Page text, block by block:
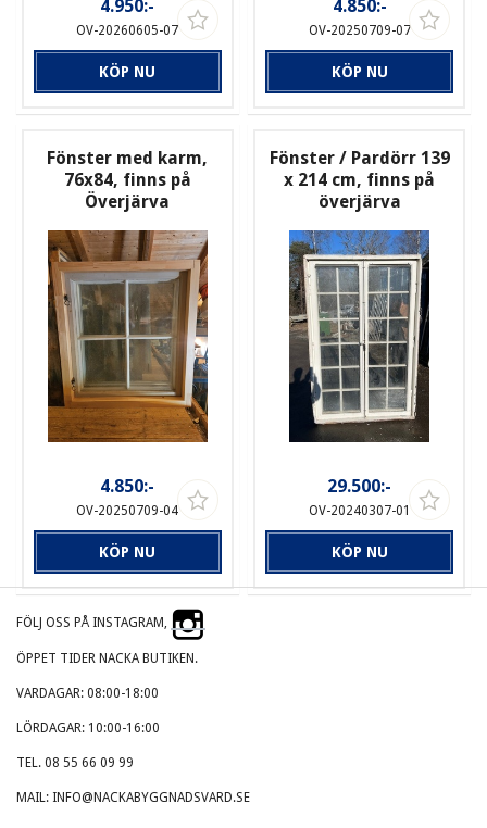
4.950:-
OV-20260605-07
KÖP NU
4.850:-
OV-20250709-07
KÖP NU
Fönster med karm,
76x84, finns på
Överjärva
4.850:-
OV-20250709-04
KÖP NU
Fönster / Pardörr 139
x 214 cm, finns på
överjärva
29.500:-
OV-20240307-01
KÖP NU
FÖLJ OSS PÅ INSTAGRAM,
ÖPPET TIDER NACKA BUTIKEN.
VARDAGAR: 08:00-18:00
LÖRDAGAR: 10:00-16:00
TEL. 08 55 66 09 99
MAIL: INFO@NACKABYGGNADSVARD.SE